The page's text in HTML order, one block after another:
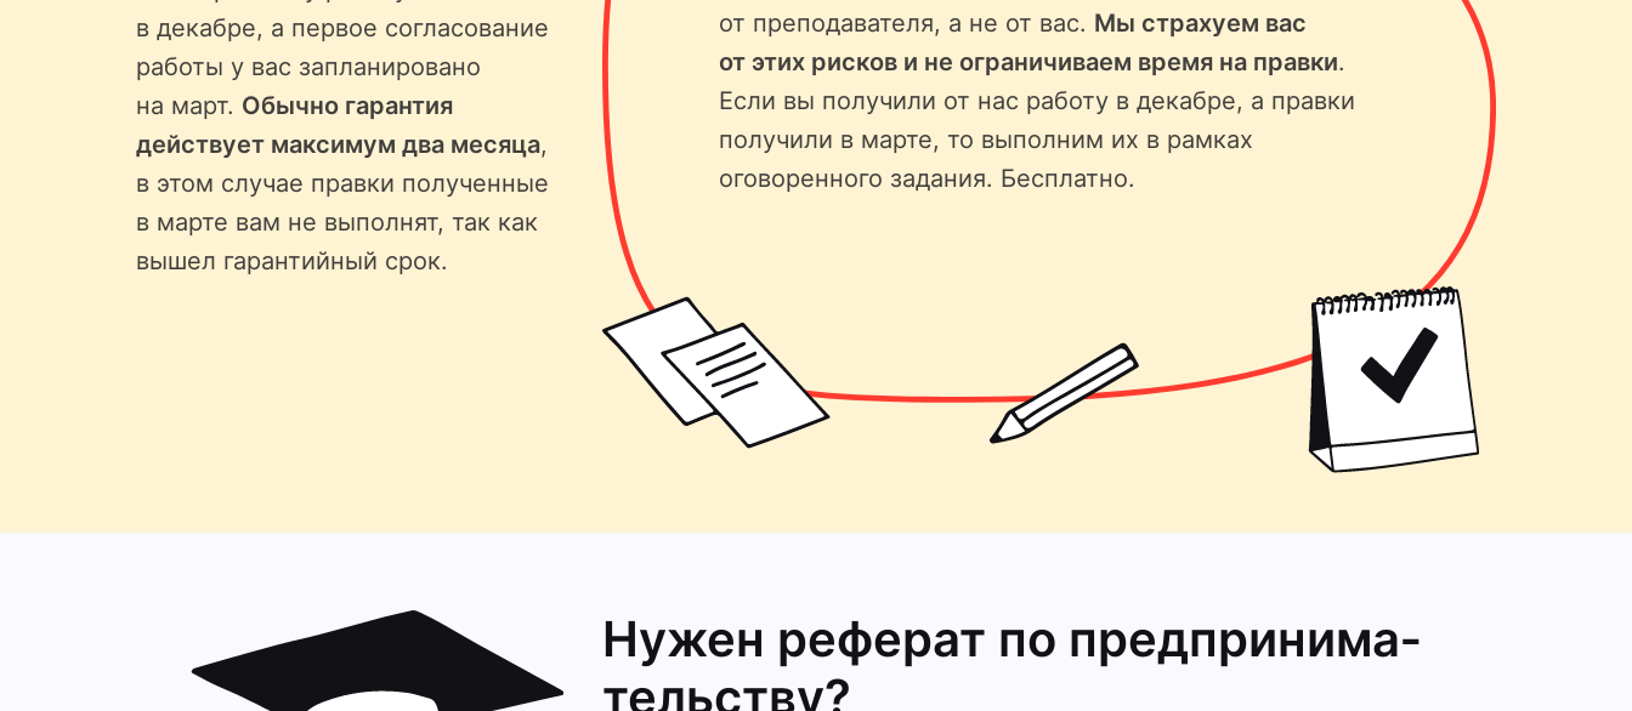
в декабре, а первое согласование
работы у вас запланировано
на март. Обычно гарантия
действует максимум два месяца,
в этом случае правки полученные
в марте вам не выполнят, так как
вышел гарантийный срок.
от преподавателя, а не от вас. Мы страхуем вас
от этих рисков и не ограничиваем время на правки.
Если вы получили от нас работу в декабре, а правки
получили в марте, то выполним их в рамках
оговоренного задания. Бесплатно.
Нужен реферат по предпринима­
тельству?